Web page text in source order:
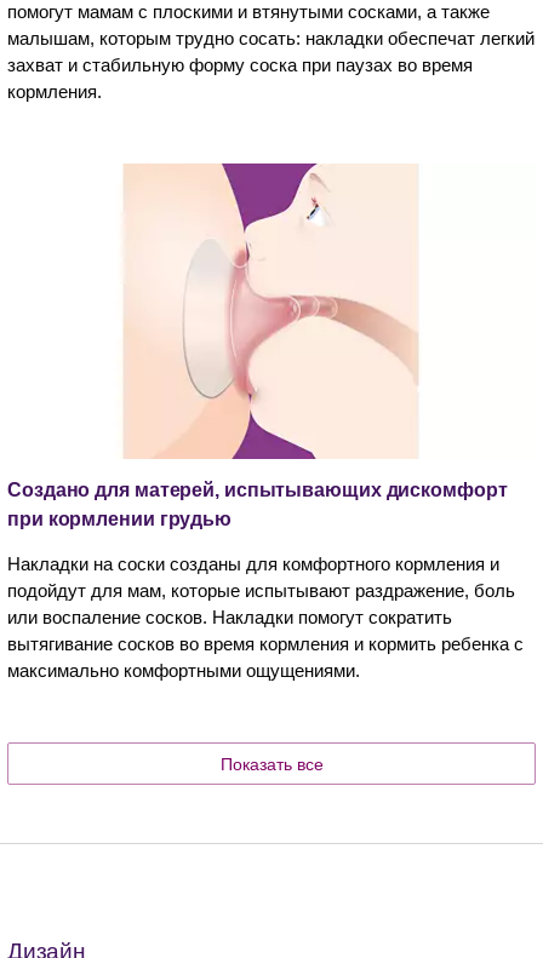
помогут мамам с плоскими и втянутыми сосками, а также
малышам, которым трудно сосать: накладки обеспечат легкий
захват и стабильную форму соска при паузах во время
кормления.
Создано для матерей, испытывающих дискомфорт
при кормлении грудью
Накладки на соски созданы для комфортного кормления и
подойдут для мам, которые испытывают раздражение, боль
или воспаление сосков. Накладки помогут сократить
вытягивание сосков во время кормления и кормить ребенка с
максимально комфортными ощущениями.
Показать все
Дизайн